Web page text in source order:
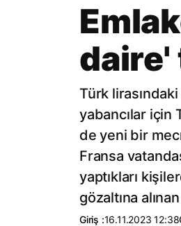
daire'
Türk
yabancılar için
de yeni bir
Fransa
yaptıkları
gözaltına
Giriş :16.11.2023 12:38